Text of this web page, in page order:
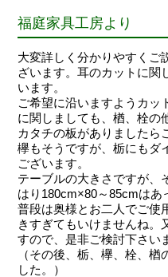
福庭家具工房より
大変詳しく分かりやすくご
ざいます。耳のカットに関
います。
ご希望に沿いますようカッ
に関しましても、楢、栓の
カタチの板がありましたら
欅もそうですが、栃にもダ
ございます。
テーブルの大きさですが、
はり180cm×80～85cmはあ
普段は奥様とお二人でご使
きすぎてもいけませんね。
すので、是非ご検討下さい
（その後、栃、欅、栓、
した。）